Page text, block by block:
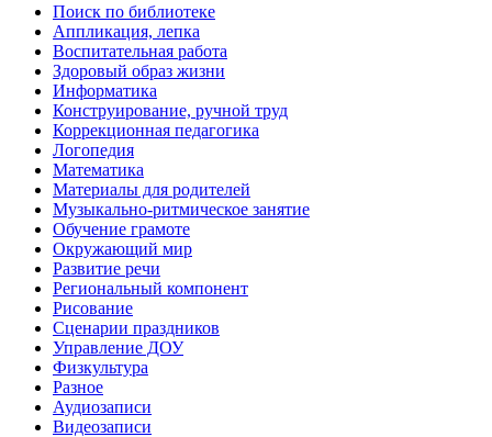
Поиск по библиотеке
Аппликация, лепка
Воспитательная работа
Здоровый образ жизни
Информатика
Конструирование, ручной труд
Коррекционная педагогика
Логопедия
Математика
Материалы для родителей
Музыкально-ритмическое занятие
Обучение грамоте
Окружающий мир
Развитие речи
Региональный компонент
Рисование
Сценарии праздников
Управление ДОУ
Физкультура
Разное
Аудиозаписи
Видеозаписи